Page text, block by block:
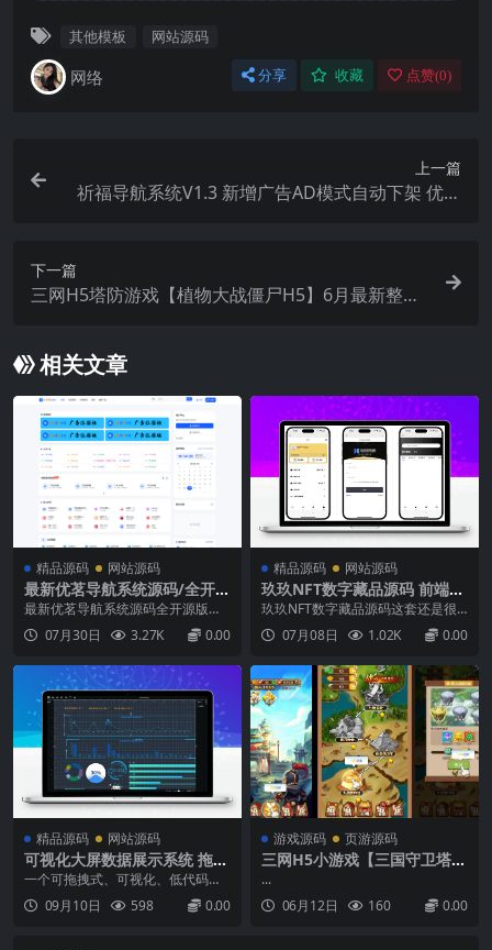
其他模板 网站源码
网络 分享 收藏 点赞(0)
上一篇
祈福导航系统V1.3 新增广告AD模式自动下架 优化
下一篇
三网H5塔防游戏【植物大战僵尸H5】6月最新整理
安卓客户端+详细搭建教程
相关文章
精品源码 网站源码
最新优茗导航系统源码/全开源
版本/精美UI/带后台/附教程
最新优茗导航系统源码全开源版本
精美UI带后台附教程亲测可用站长
搭建简单测试了,正常可用,其他自己
07月30日 3.27K 0.00
精品源码 网站源码
玖玖NFT数字藏品源码 前端u
niapp 全开源无加密
玖玖NFT数字藏品源码这套还是很
不错的，前端uniapp，后端FastAd
min，对接汇元支付，富友支付，
的自行下载研究...
07月08日 1.02K 0.00
精品源码 网站源码
可视化大屏数据展示系统 拖拽
生成各种炫酷的大屏
一个可拖拽式、可视化、低代码数
据可视化开发平台，你可以用它自
由的拼接成各种炫酷的大屏，同时
09月10日 598 0.00
游戏源码 页游源码
三网H5小游戏【三国守卫塔
防】最新整理WIN系服务端+L
inux手工服务端+详细搭建教
程
...
06月12日
160 0.00